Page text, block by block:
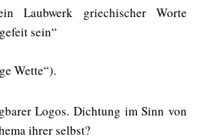
Laubwerk griechischer Worte
sein“
Wette“).
Logos. Dichtung im Sinn von
ihrer selbst?